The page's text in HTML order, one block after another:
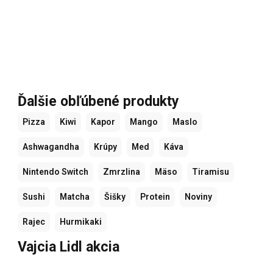
Ďalšie obľúbené produkty
Pizza Kiwi Kapor Mango Maslo
Ashwagandha Krúpy Med Káva
Nintendo Switch Zmrzlina Mäso Tiramisu
Sushi Matcha Šišky Protein Noviny
Rajec Hurmikaki
Vajcia Lidl akcia